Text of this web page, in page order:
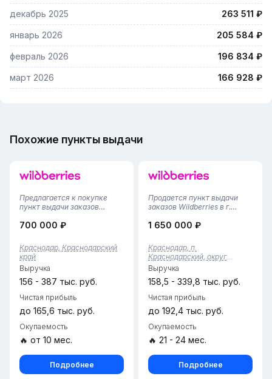
декабрь 2025 263 511 ₽
январь 2026 205 584 ₽
февраль 2026 196 834 ₽
март 2026 166 928 ₽
Похожие пункты выдачи
Предлагается к покупке
пункт выдачи заказов
районе Краснодара с
заселяемый район с
отличной инфраструктурой,
активная группа клиентов и
перспектива ув...
700 000 ₽
Краснодар, Краснодарский
край
Выручка
156 - 387 тыс. руб.
Чистая прибыль
до 165,6 тыс. руб.
Окупаемость
🔥 от 10 мес.
Подробнее
Продается пункт выдачи
заказов Wildberries в г.
Краснодарский)• Локация:
Краснодар.• Площадь: 92 кв.
м. (очень просторное
помещение, большой
функциональный склад...
1 650 000 ₽
Краснодар, п.
Краснодарский, округ
Прикубанский, край.
Краснодарский
Выручка
158,5 - 339,8 тыс. руб.
Чистая прибыль
до 192,4 тыс. руб.
Окупаемость
🔥 21 - 24 мес.
Подробнее